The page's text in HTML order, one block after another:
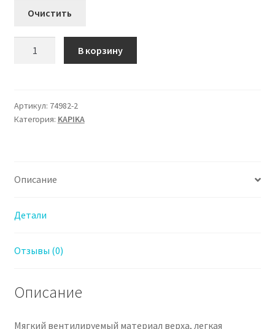
Очистить
Кроссовки
Капика
В корзину
Артикул: 74982-2
Категория: KAPIKA
Описание
Детали
Отзывы (0)
Описание
Мягкий вентилируемый материал верха, легкая